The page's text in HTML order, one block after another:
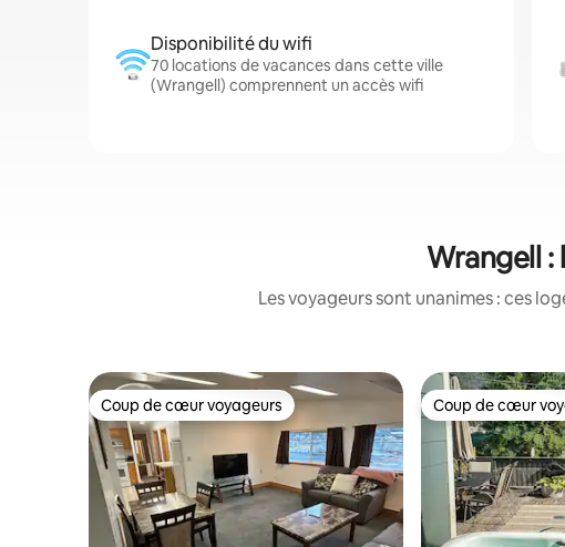
Disponibilité du wifi
70 locations de vacances dans cette ville
(Wrangell) comprennent un accès wifi
Wrangell :
Les voyageurs sont unanimes : ces
Coup de cœur voyageurs
Coup de cœur voyageurs Coup de cœur
Coup de cœur